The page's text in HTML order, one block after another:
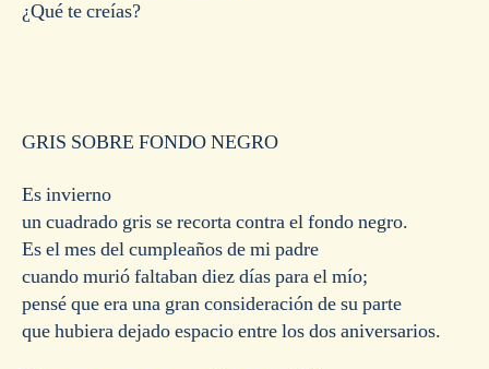
¿Qué te creías?
GRIS SOBRE FONDO NEGRO
Es invierno
un cuadrado gris se recorta contra el fondo negro.
Es el mes del cumpleaños de mi padre
cuando murió faltaban diez días para el mío;
pensé que era una gran consideración de su parte
que hubiera dejado espacio entre los dos aniversarios.